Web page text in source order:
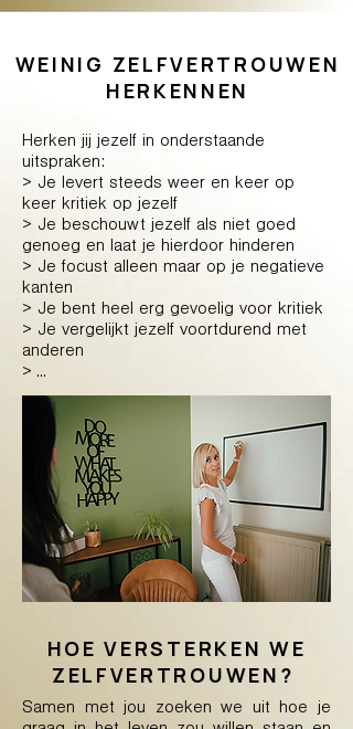
WEINIG ZELFVERTROUWEN
HERKENNEN
Herken jij jezelf in onderstaande
uitspraken:
> Je levert steeds weer en keer op
keer kritiek op jezelf
> Je beschouwt jezelf als niet goed
genoeg en laat je hierdoor hinderen
> Je focust alleen maar op je negatieve
kanten
> Je bent heel erg gevoelig voor kritiek
> Je vergelijkt jezelf voortdurend met
anderen
> ...
HOE VERSTERKEN WE
ZELFVERTROUWEN?
Samen met jou zoeken we uit hoe je